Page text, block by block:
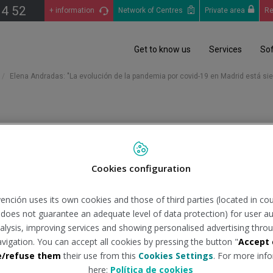
52 + information Network of Centres Private area
Get to know us Services
Elena Andradas: "La evolución de la pandemia por covid-19 en Madrid está
de la pandemia
diariomedico.com Tipo de
ha traducido en una evolución positiva de la pandemia por
Cookies configuration
uses its own cookies and those of third parties (located in
not guarantee an adequate level of data protection) for user
improving services and showing personalised advertising
You can accept all cookies by pressing the button "Accept
refuse them their use from this Cookies Settings. For more
here: Política de cookies